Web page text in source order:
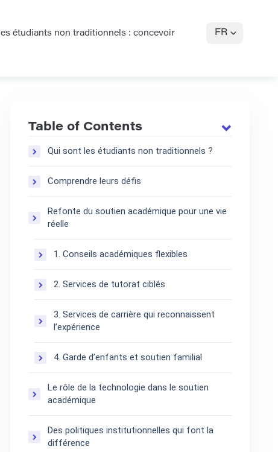
étudiants non traditionnels : concevoir
FR
Table of Contents
Qui sont les étudiants non traditionnels ?
Comprendre leurs défis
Refonte du soutien académique pour une vie
réelle
1. Conseils académiques flexibles
2. Services de tutorat ciblés
3. Services de carrière qui reconnaissent
l’expérience
4. Garde d’enfants et soutien familial
Le rôle de la technologie dans le soutien
académique
Des politiques institutionnelles qui font la
différence